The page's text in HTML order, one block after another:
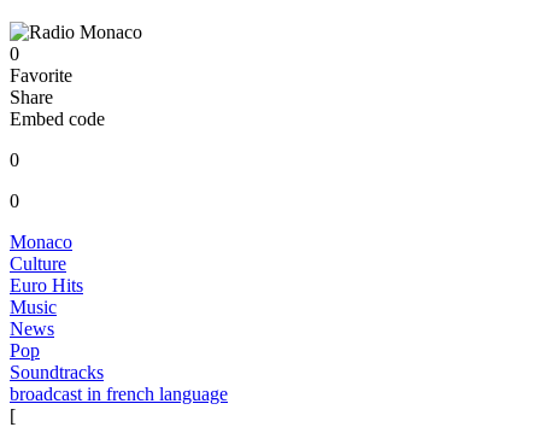
0
Favorite
Share
Embed code
0
0
Monaco
Culture
Euro Hits
Music
News
Pop
Soundtracks
broadcast in french language
[